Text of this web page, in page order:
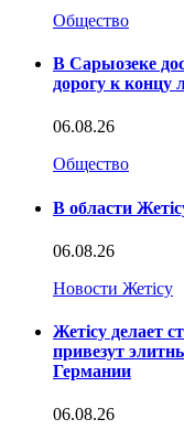
Общество
В Сарыозеке
дорогу к концу
06.08.26
Общество
В области
06.08.26
Новости Жетісу
Жетісу делает
привезут
Германии
06.08.26